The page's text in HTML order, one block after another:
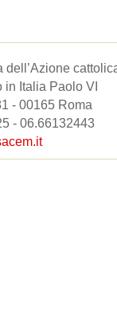
dell’Azione
Italia Paolo VI
- 00165 Roma
- 06.66132443